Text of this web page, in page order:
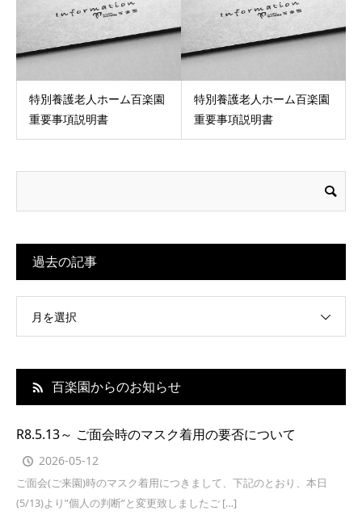
特別養護老人ホーム百楽園
重要事項説明書
特別養護老人ホーム百楽園
重要事項説明書
過去の記事
月を選択
百楽園からのお知らせ
R8.5.13～ ご面会時のマスク着用の要否について
2026-05-12
ご面会(ご来園)時のマスク着用につきまして、下記のとおり、本日
(5/13)より”個人の判断”と変更致しましたご […]